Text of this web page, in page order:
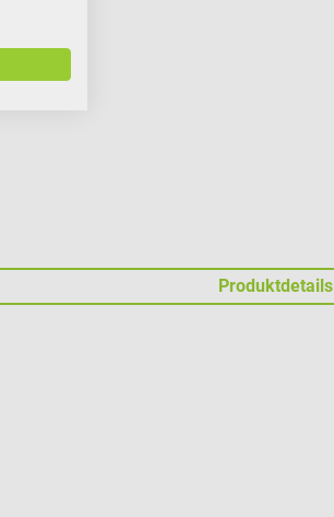
Produktdetails